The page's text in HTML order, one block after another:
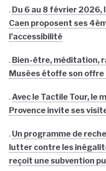
. Du 6 au 8 février 2026,
Caen proposent ses
l’accessibilité
. Bien-être, méditation,
Musées étoffe son
. Avec le Tactile Tour, le
Provence invite ses
. Un programme de
lutter contre les
reçoit une subvention